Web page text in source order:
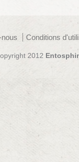
Conditions
2012